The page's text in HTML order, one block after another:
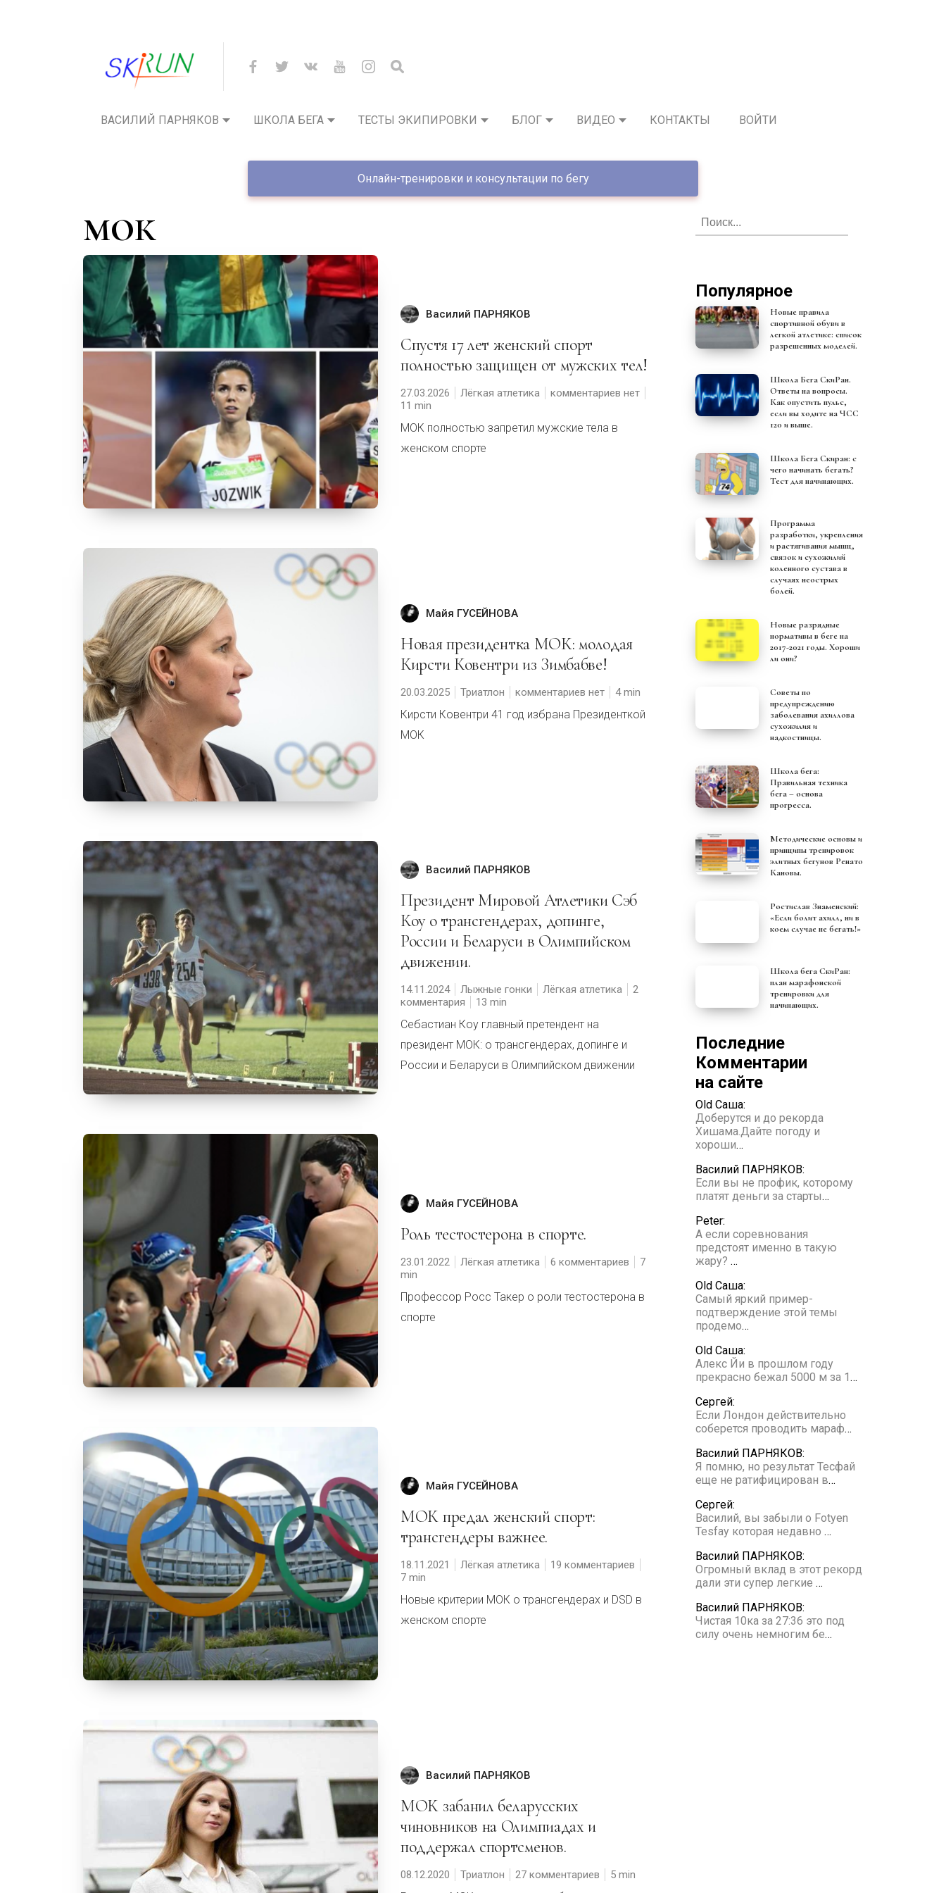
ВАСИЛИЙ ПАРНЯКОВ ШКОЛА БЕГА ТЕСТЫ ЭКИПИРОВКИ БЛОГ ВИДЕО КОНТАКТЫ ВОЙТИ
Онлайн-тренировки и консультации по бегу
МОК
Василий ПАРНЯКОВ
Спустя 17 лет женский спорт
полностью защищен от мужских тел!
27.03.2026 Лёгкая атлетика
комментариев нет
11
МОК полностью запретил мужские тела в
женском спорте
Майя ГУСЕЙНОВА
Новая президентка МОК: молодая
Кирсти Ковентри из Зимбабве!
20.03.2025 Триатлон комментариев нет 4
Кирсти Ковентри 41 год избрана Президенткой
МОК
Василий ПАРНЯКОВ
Президент Мировой Атлетики Сэб
Коу о трансгендерах, допинге,
России и Беларуси в Олимпийском
движении.
14.11.2024 Лыжные гонки Лёгкая атлетика
2
комментария
13
Себастиан Коу главный претендент на
президент МОК: о трансгендерах, допинге и
России и Беларуси в Олимпийском движении
Майя ГУСЕЙНОВА
Роль тестостерона в спорте.
23.01.2022 Лёгкая атлетика 6 комментариев 7
Профессор Росс Такер о роли тестостерона в
спорте
Майя ГУСЕЙНОВА
МОК предал женский спорт:
трансгендеры важнее.
18.11.2021 Лёгкая атлетика
19 комментариев
7
Новые критерии МОК о трансгендерах и DSD в
женском спорте
Василий ПАРНЯКОВ
МОК забанил беларусских
чиновников на Олимпиадах и
поддержал спортсменов.
08.12.2020 Триатлон 27 комментариев 5
Популярное
Новые правила
спортивной обуви в
легкой атлетике: список
разрешенных моделей.
Школа Бега СкиРан.
Ответы на вопросы.
Как опустить пульс,
если вы ходите на ЧСС
120 и выше.
Школа Бега Скиран: с
чего начинать бегать?
Тест для начинающих.
Программа
разработки, укрепления
и растягивания мышц,
связок и сухожилий
коленного сустава в
случаях неострых
болей.
Новые разрядные
нормативы в беге на
2017-2021 годы. Хороши
ли они?
Советы по
предупреждению
заболевания ахиллова
сухожилия и
надкостницы.
Школа бега:
Правильная техника
бега – основа
прогресса.
Методические основы и
принципы тренировок
элитных бегунов Ренато
Кановы.
Ростислав Знаменский:
«Если болит ахилл, ни в
коем случае не бегать!»
Школа бега СкиРан:
план марафонской
тренировки для
начинающих.
Последние
Комментарии
на сайте
Old Саша:
Доберутся и до рекорда
Хишама.Дайте погоду и
хороши…
Василий ПАРНЯКОВ:
Если вы не профик, которому
платят деньги за старты…
Peter:
А если соревнования
предстоят именно в такую
жару? …
Old Саша:
Самый яркий пример-
подтверждение этой темы
продемо…
Old Саша:
Алекс Йи в прошлом году
прекрасно бежал 5000 м за 1…
Сергей:
Если Лондон действительно
соберется проводить мараф…
Василий ПАРНЯКОВ:
Я помню, но результат Тесфай
еще не ратифицирован в…
Сергей:
Василий, вы забыли о Fotyen
Tesfay которая недавно …
Василий ПАРНЯКОВ:
Огромный вклад в этот рекорд
дали эти супер легкие …
Василий ПАРНЯКОВ:
Чистая 10ка за 27:36 это под
силу очень немногим бе…